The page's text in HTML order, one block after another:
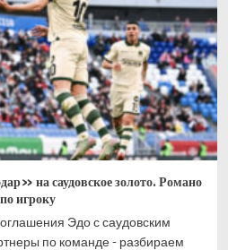
на саудовское золото. Романо
игроку
Эдо с саудовским
по команде - разбираем